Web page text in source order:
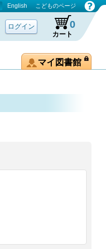
English こどものページ
カート
0
マイ図書館